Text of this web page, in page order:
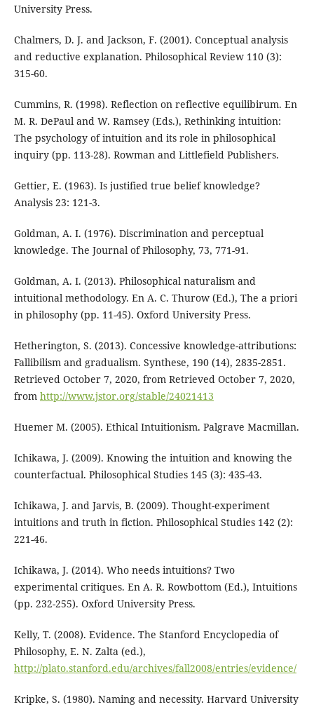
University Press.
Chalmers, D. J. and Jackson, F. (2001). Conceptual analysis
and reductive explanation. Philosophical Review 110 (3):
315-60.
Cummins, R. (1998). Reflection on reflective equilibirum. En
M. R. DePaul and W. Ramsey (Eds.), Rethinking intuition:
The psychology of intuition and its role in philosophical
inquiry (pp. 113-28). Rowman and Littlefield Publishers.
Gettier, E. (1963). Is justified true belief knowledge?
Analysis 23: 121-3.
Goldman, A. I. (1976). Discrimination and perceptual
knowledge. The Journal of Philosophy, 73, 771-91.
Goldman, A. I. (2013). Philosophical naturalism and
intuitional methodology. En A. C. Thurow (Ed.), The a priori
in philosophy (pp. 11-45). Oxford University Press.
Hetherington, S. (2013). Concessive knowledge-attributions:
Fallibilism and gradualism. Synthese, 190 (14), 2835-2851.
Retrieved October 7, 2020, from Retrieved October 7, 2020,
from http://www.jstor.org/stable/24021413
Huemer M. (2005). Ethical Intuitionism. Palgrave Macmillan.
Ichikawa, J. (2009). Knowing the intuition and knowing the
counterfactual. Philosophical Studies 145 (3): 435-43.
Ichikawa, J. and Jarvis, B. (2009). Thought-experiment
intuitions and truth in fiction. Philosophical Studies 142 (2):
221-46.
Ichikawa, J. (2014). Who needs intuitions? Two
experimental critiques. En A. R. Rowbottom (Ed.), Intuitions
(pp. 232-255). Oxford University Press.
Kelly, T. (2008). Evidence. The Stanford Encyclopedia of
Philosophy, E. N. Zalta (ed.),
http://plato.stanford.edu/archives/fall2008/entries/evidence/
Kripke, S. (1980). Naming and necessity. Harvard University